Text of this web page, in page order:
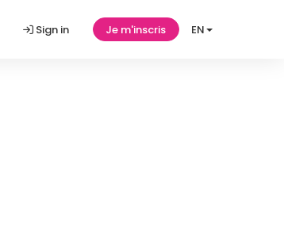
Sign in Je m'inscris EN